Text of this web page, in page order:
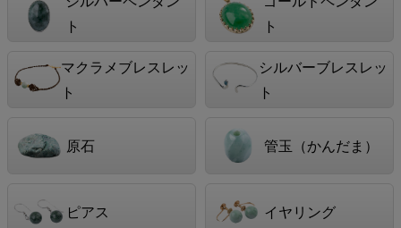
ト
ト
マクラメブレスレッ
ト
シルバーブレスレッ
ト
原石 管玉（かんだま）
ピアス イヤリング